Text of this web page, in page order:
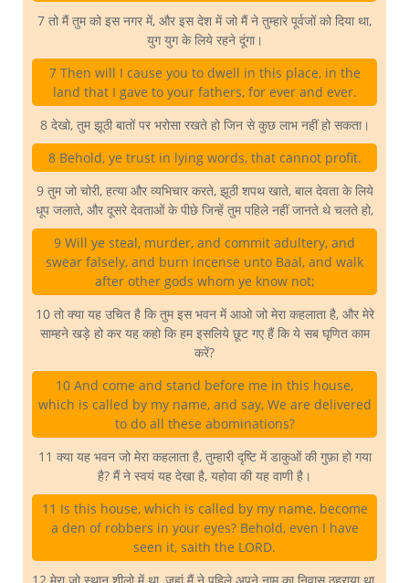
7 तो मैं तुम को इस नगर में, और इस देश में जो मैं ने तुम्हारे पूर्वजों को दिया था,
युग युग के लिये रहने दूंगा।
7 Then will I cause you to dwell in this place, in the
land that I gave to your fathers, for ever and ever.
8 देखो, तुम झूठी बातों पर भरोसा रखते हो जिन से कुछ लाभ नहीं हो सकता।
8 Behold, ye trust in lying words, that cannot profit.
9 तुम जो चोरी, हत्या और व्यभिचार करते, झूठी शपथ खाते, बाल देवता के लिये
धूप जलाते, और दूसरे देवताओं के पीछे जिन्हें तुम पहिले नहीं जानते थे चलते हो,
9 Will ye steal, murder, and commit adultery, and
swear falsely, and burn incense unto Baal, and walk
after other gods whom ye know not;
10 तो क्या यह उचित है कि तुम इस भवन में आओ जो मेरा कहलाता है, और मेरे
साम्हने खड़े हो कर यह कहो कि हम इसलिये छूट गए हैं कि ये सब घृणित काम
करें?
10 And come and stand before me in this house,
which is called by my name, and say, We are delivered
to do all these abominations?
11 क्या यह भवन जो मेरा कहलाता है, तुम्हारी दृष्टि में डाकुओं की गुफ़ा हो गया
है? मैं ने स्वयं यह देखा है, यहोवा की यह वाणी है।
11 Is this house, which is called by my name, become
a den of robbers in your eyes? Behold, even I have
seen it, saith the LORD.